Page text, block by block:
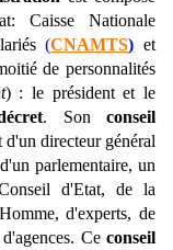
Caisse Nationale
(CNAMTS) et
de personnalités
) : le président et le
. Sonconseil
d'un directeur général
parlementaire, un
d'Etat, de la
d'experts, de
Ce conseil